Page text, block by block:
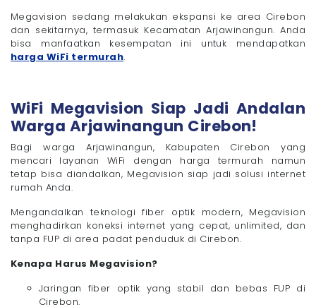
Megavision sedang melakukan ekspansi ke area Cirebon
dan sekitarnya, termasuk Kecamatan Arjawinangun. Anda
bisa manfaatkan kesempatan ini untuk mendapatkan
harga WiFi termurah.
WiFi Megavision Siap Jadi Andalan
Warga Arjawinangun Cirebon!
Bagi warga Arjawinangun, Kabupaten Cirebon yang
mencari layanan WiFi dengan harga termurah namun
tetap bisa diandalkan, Megavision siap jadi solusi internet
rumah Anda.
Mengandalkan teknologi fiber optik modern, Megavision
menghadirkan koneksi internet yang cepat, unlimited, dan
tanpa FUP di area padat penduduk di Cirebon.
Kenapa Harus Megavision?
Jaringan fiber optik yang stabil dan bebas FUP di
Cirebon.